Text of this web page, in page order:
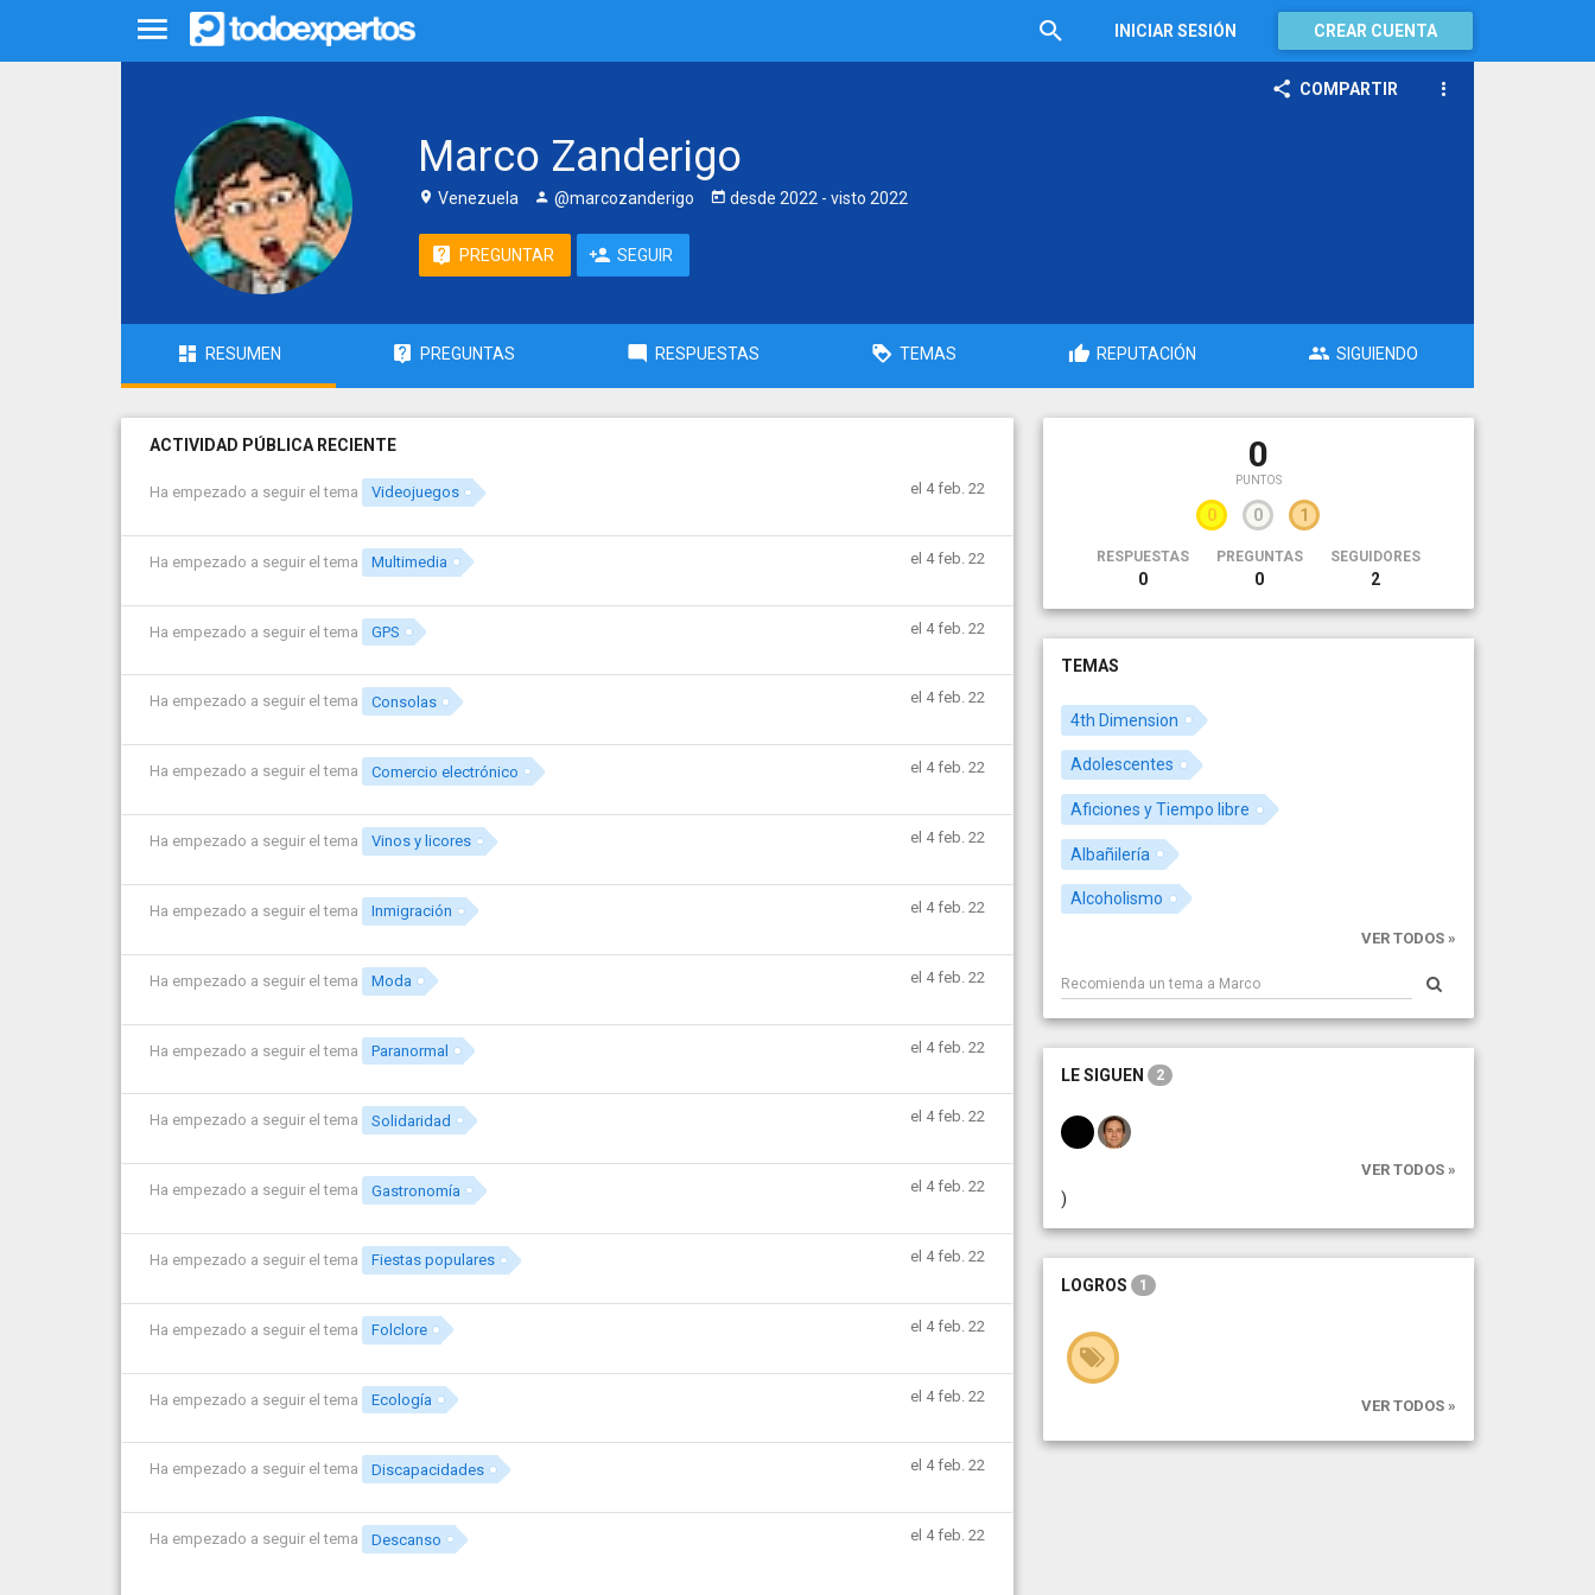
INICIAR SESIÓN CREAR CUENTA
COMPARTIR
Marco Zanderigo
Venezuela @marcozanderigo desde 2022 - visto 2022
PREGUNTAR SEGUIR
RESUMEN PREGUNTAS RESPUESTAS TEMAS REPUTACIÓN SIGUIENDO
ACTIVIDAD PÚBLICA RECIENTE
Ha empezado a seguir el tema Videojuegos el 4 feb. 22
Ha empezado a seguir el tema Multimedia el 4 feb. 22
Ha empezado a seguir el tema GPS el 4 feb. 22
Ha empezado a seguir el tema Consolas el 4 feb. 22
Ha empezado a seguir el tema Comercio electrónico el 4 feb. 22
Ha empezado a seguir el tema Vinos y licores el 4 feb. 22
Ha empezado a seguir el tema Inmigración el 4 feb. 22
Ha empezado a seguir el tema Moda el 4 feb. 22
Ha empezado a seguir el tema Paranormal el 4 feb. 22
Ha empezado a seguir el tema Solidaridad el 4 feb. 22
Ha empezado a seguir el tema Gastronomía el 4 feb. 22
Ha empezado a seguir el tema Fiestas populares el 4 feb. 22
Ha empezado a seguir el tema Folclore el 4 feb. 22
Ha empezado a seguir el tema Ecología el 4 feb. 22
Ha empezado a seguir el tema Discapacidades el 4 feb. 22
Ha empezado a seguir el tema Descanso el 4 feb. 22
0
PUNTOS
0 0 1
RESPUESTAS
0
PREGUNTAS
0
SEGUIDORES
2
TEMAS
4th Dimension
Adolescentes
Aficiones y Tiempo libre
Albañilería
Alcoholismo
VER TODOS »
LE SIGUEN 2
VER TODOS »
)
LOGROS 1
VER TODOS »